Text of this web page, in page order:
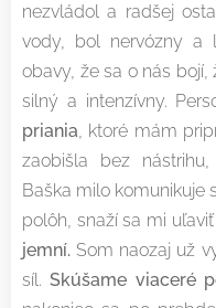
nezvládol a radšej
vody, bol nervózny a
obavy, že sa o nás
silný a intenzívny.
priania, ktoré mám
zaobišla bez
Baška milo komunikuje
polôh, snaží sa mi
jemní. Som naozaj už
síl.Skúšame viaceré